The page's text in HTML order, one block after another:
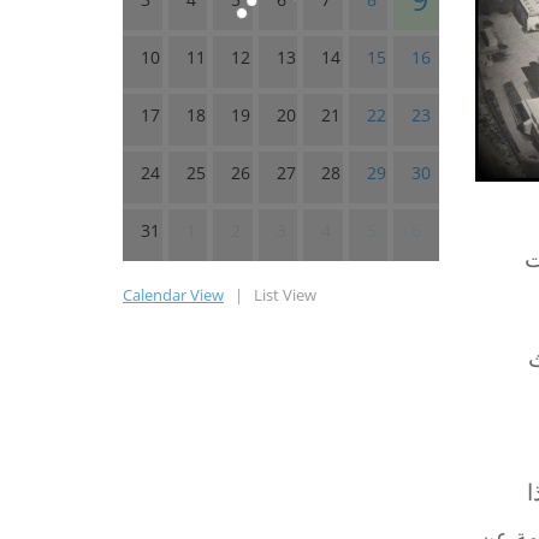
10 11 12 13 14 15 16
17 18 19 20 21 22 23
24 25 26 27 28 29 30
31
Calendar View | List View